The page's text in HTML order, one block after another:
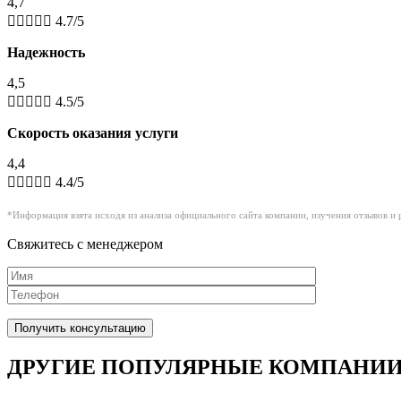
     4.7/5
Надежность
4,5
     4.5/5
Скорость оказания услуги
4,4
     4.4/5
*Информация взята исходя из анализа официального сайта компании, изучения отзывов и
Свяжитесь с менеджером
ДРУГИЕ ПОПУЛЯРНЫЕ